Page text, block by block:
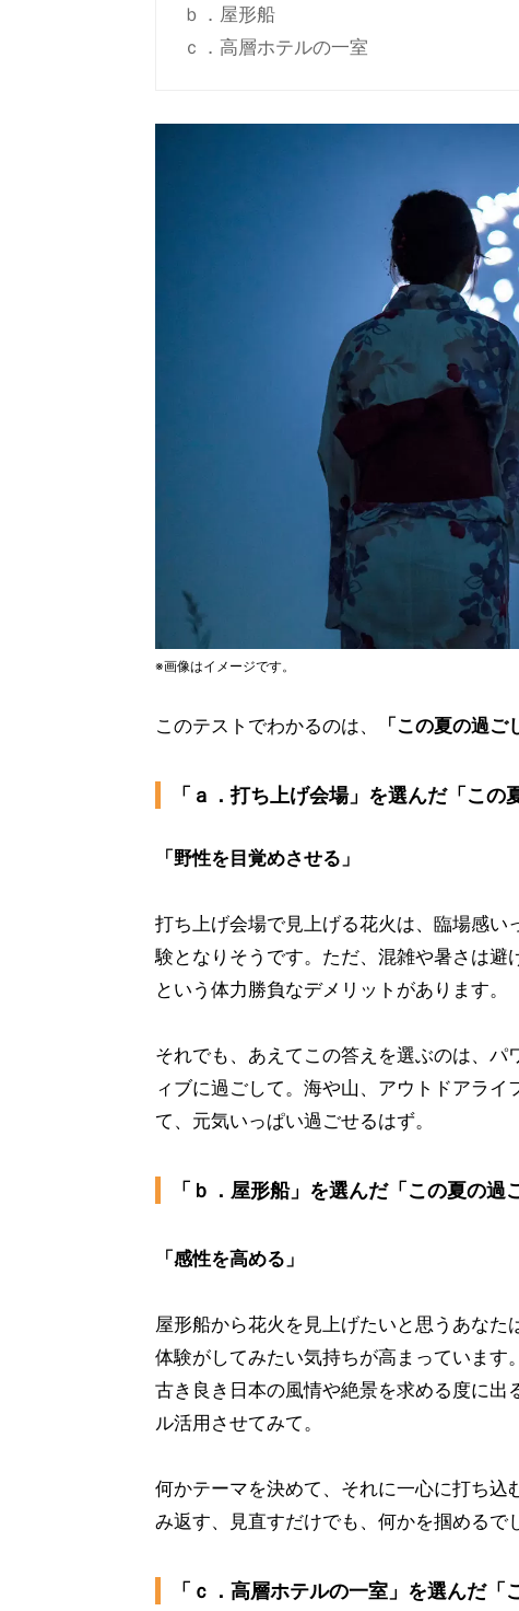
ｂ．屋形船
ｃ．高層ホテルの一室
※画像はイメージです。
このテストでわかるのは、 「この夏の過ご
「ａ．打ち上げ会場」を選んだ「こ
「野性を目覚めさせる」
打ち上げ会場で見上げる花火は、臨場感
験となりそうです。ただ、混雑や暑さは
という体力勝負なデメリットがあります。
それでも、あえてこの答えを選ぶのは、
ィブに過ごして。海や山、アウトドアラ
て、元気いっぱい過ごせるはず。
「ｂ．屋形船」を選んだ「この夏の
「感性を高める」
屋形船から花火を見上げたいと思うあな
体験がしてみたい気持ちが高まっています
古き良き日本の風情や絶景を求める度に
ル活用させてみて。
何かテーマを決めて、それに一心に打ち
み返す、見直すだけでも、何かを掴めるで
「ｃ．高層ホテルの一室」を選んだ